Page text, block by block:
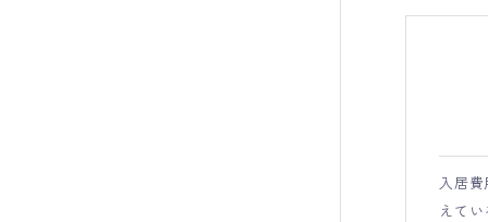
入居
えて